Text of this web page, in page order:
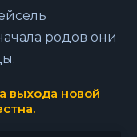
родов они
выхода новой